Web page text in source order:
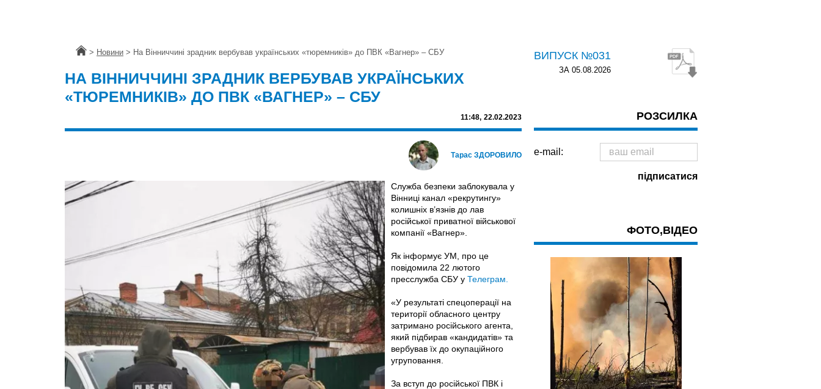
Головна
> Новини > На Вінниччині зрадник вербував українських «тюремників» до ПВК «Вагнер» – СБУ
НА ВІННИЧЧИНІ ЗРАДНИК ВЕРБУВАВ УКРАЇНСЬКИХ
«ТЮРЕМНИКІВ» ДО ПВК «ВАГНЕР» – СБУ
11:48, 22.02.2023
Тарас ЗДОРОВИЛО
Служба безпеки заблокувала у
Вінниці канал «рекрутингу»
колишніх в’язнів до лав
російської приватної військової
компанії «Вагнер».
Як інформує УМ, про це
повідомила 22 лютого
пресслужба СБУ у Телеграм.
«У результаті спецоперації на
території обласного центру
затримано російського агента,
який підбирав «кандидатів» та
вербував їх до окупаційного
угруповання.
За вступ до російської ПВК і
ВИПУСК №031
ЗА 05.08.2026
РОЗСИЛКА
e-mail:
ФОТО,ВІДЕО